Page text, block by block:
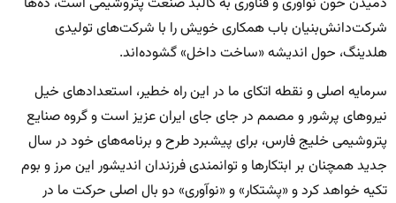
شرکت‌دانش‌بنیان باب همکاری خویش را با شرکت‌های تولیدی
هلدینگ، حول اندیشه «ساخت داخل» گشوده‌اند.
سرمایه اصلی و نقطه اتکای ما در این راه خطیر، استعدادهای خیل
نیروهای پرشور و مصمم در جای جای ایران عزیز است و گروه صنایع
پتروشیمی خلیج فارس،‌ برای پیشبرد طرح و برنامه‌های خود در سال
جدید همچنان بر ابتکارها و توانمندی فرزندان اندیشور این مرز و بوم
تکیه خواهد کرد و «پشتکار» و «نوآوری» دو بال اصلی حرکت ما در